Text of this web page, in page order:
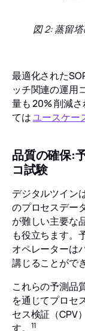
図 2: 蒸留
最適化された
ッチ関連の運用
量も 20% 削減
てはユースケー
品質の確保:
コ試験
デジタルツイン
のプロセスデー
が難しい主要な
も役立ちます。
オペレーターは
講じることがで
これらの予測品
を通じてプロセ
セス検証（CPV
す。
11